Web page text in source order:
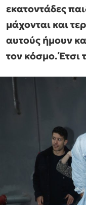
εκατοντάδες
μάχονται και
αυτούς ήμουν
τον κόσμο. Έτσι